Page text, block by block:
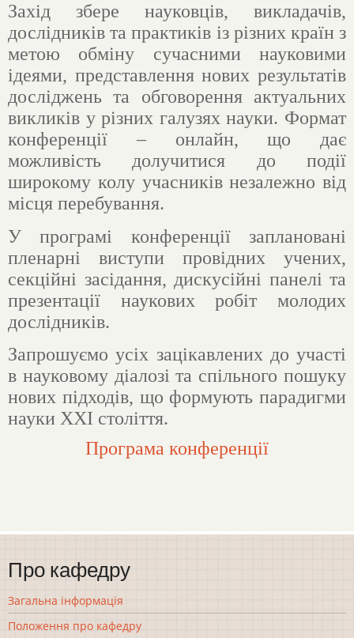
Захід збере науковців, викладачів,
дослідників та практиків із різних країн з
метою обміну сучасними науковими
ідеями, представлення нових результатів
досліджень та обговорення актуальних
викликів у різних галузях науки. Формат
конференції – онлайн, що дає
можливість долучитися до події
широкому колу учасників незалежно від
місця перебування.
У програмі конференції заплановані
пленарні виступи провідних учених,
секційні засідання, дискусійні панелі та
презентації наукових робіт молодих
дослідників.
Запрошуємо усіх зацікавлених до участі
в науковому діалозі та спільного пошуку
нових підходів, що формують парадигми
науки ХХІ століття.
Програма конференції
Про кафедру
Загальна інформація
Положення про кафедру